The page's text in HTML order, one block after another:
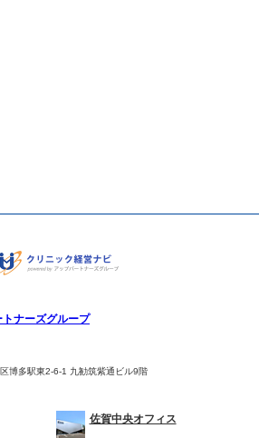
トナーズグループ
博多駅東2-6-1 九勧筑紫通ビル9階
佐賀中央オフィス